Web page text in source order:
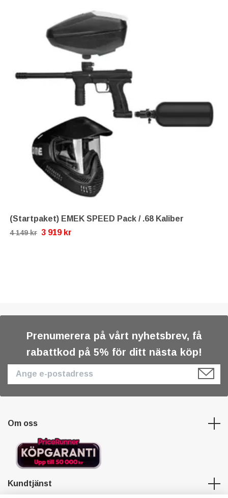
(Startpaket) EMEK SPEED Pack / .68 Kaliber
4 149 kr 3 919 kr
Prenumerera på vårt nyhetsbrev, få
rabattkod på 5% för ditt nästa köp!
Om oss
Kundtjänst